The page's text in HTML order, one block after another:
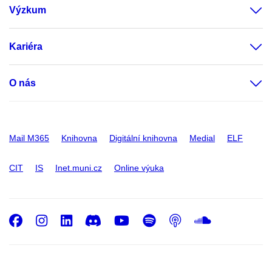
Výzkum
Kariéra
O nás
Mail M365 Knihovna Digitální knihovna Medial ELF
CIT IS Inet.muni.cz Online výuka
Facebook
Instagram
LinkedIn
DiscordYoutube
Spotify
Podcast